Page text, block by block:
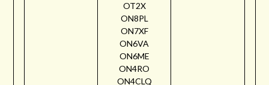
OT2X
ON8PL
ON7XF
ON6VA
ON6ME
ON4RO
ON4CLQ